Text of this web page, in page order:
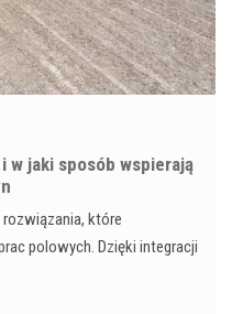
w jaki sposób wspierają
które
polowych. Dzięki integracji